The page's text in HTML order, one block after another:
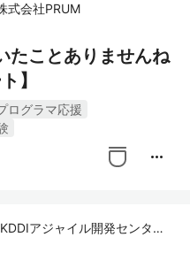
式会社PRUM
たことありませんね
】
ログラマ応援
more_horiz
KDDIアジャイル開発センター株式会社